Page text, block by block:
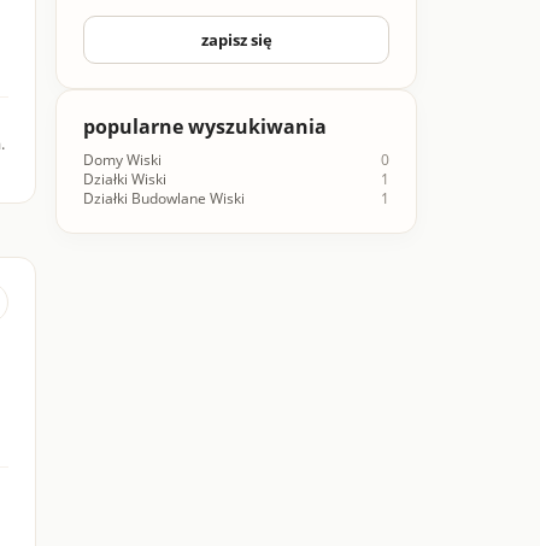
zapisz się
popularne wyszukiwania
Domy Wiski
0
Działki Wiski
1
Działki Budowlane Wiski
1